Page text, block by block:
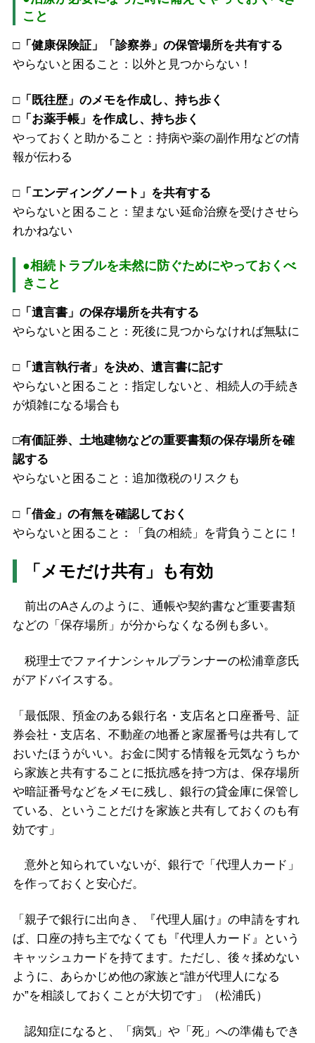
こと
□「健康保険証」「診察券」の保管場所を共有する
やらないと困ること：以外と見つからない！
□「既往歴」のメモを作成し、持ち歩く
□「お薬手帳」を作成し、持ち歩く
やっておくと助かること：持病や薬の副作用などの情
報が伝わる
□「エンディングノート」を共有する
やらないと困ること：望まない延命治療を受けさせら
れかねない
●相続トラブルを未然に防ぐためにやっておくべ
きこと
□「遺言書」の保存場所を共有する
やらないと困ること：死後に見つからなければ無駄に
□「遺言執行者」を決め、遺言書に記す
やらないと困ること：指定しないと、相続人の手続き
が煩雑になる場合も
□有価証券、土地建物などの重要書類の保存場所を確
認する
やらないと困ること：追加徴税のリスクも
□「借金」の有無を確認しておく
やらないと困ること：「負の相続」を背負うことに！
「メモだけ共有」も有効
前出のAさんのように、通帳や契約書など重要書類
などの「保存場所」が分からなくなる例も多い。
税理士でファイナンシャルプランナーの松浦章彦氏
がアドバイスする。
「最低限、預金のある銀行名・支店名と口座番号、証
券会社・支店名、不動産の地番と家屋番号は共有して
おいたほうがいい。お金に関する情報を元気なうちか
ら家族と共有することに抵抗感を持つ方は、保存場所
や暗証番号などをメモに残し、銀行の貸金庫に保管し
ている、ということだけを家族と共有しておくのも有
効です」
意外と知られていないが、銀行で「代理人カード」
を作っておくと安心だ。
「親子で銀行に出向き、『代理人届け』の申請をすれ
ば、口座の持ち主でなくても『代理人カード』という
キャッシュカードを持てます。ただし、後々揉めない
ように、あらかじめ他の家族と“誰が代理人になる
か”を相談しておくことが大切です」（松浦氏）
認知症になると、「病気」や「死」への準備もでき